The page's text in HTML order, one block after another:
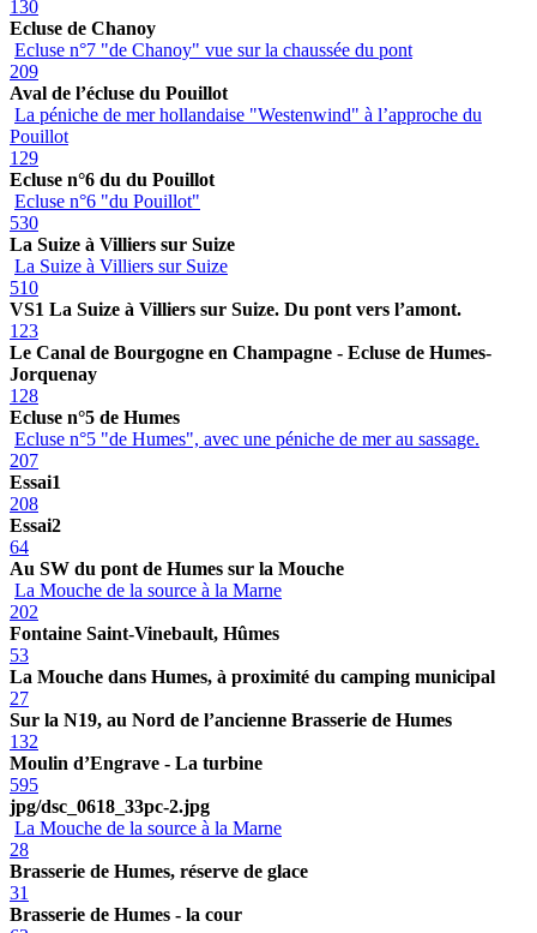
130
Ecluse de Chanoy
Ecluse n°7 "de Chanoy" vue sur la chaussée du pont
209
Aval de l’écluse du Pouillot
La péniche de mer hollandaise "Westenwind" à l’approche du
Pouillot
129
Ecluse n°6 du du Pouillot
Ecluse n°6 "du Pouillot"
530
La Suize à Villiers sur Suize
La Suize à Villiers sur Suize
510
VS1 La Suize à Villiers sur Suize. Du pont vers l’amont.
123
Le Canal de Bourgogne en Champagne - Ecluse de Humes-
Jorquenay
128
Ecluse n°5 de Humes
Ecluse n°5 "de Humes", avec une péniche de mer au sassage.
207
Essai1
208
Essai2
64
Au SW du pont de Humes sur la Mouche
La Mouche de la source à la Marne
202
Fontaine Saint-Vinebault, Hûmes
53
La Mouche dans Humes, à proximité du camping municipal
27
Sur la N19, au Nord de l’ancienne Brasserie de Humes
132
Moulin d’Engrave - La turbine
595
jpg/dsc_0618_33pc-2.jpg
La Mouche de la source à la Marne
28
Brasserie de Humes, réserve de glace
31
Brasserie de Humes - la cour